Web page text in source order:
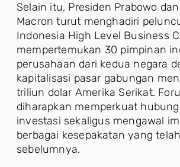
Selain itu, Presiden Prabowo
Macron turut menghadiri
Indonesia High Level Business
mempertemukan 30 pimpinan
perusahaan dari kedua negara
kapitalisasi pasar gabungan
triliun dolar Amerika Serikat.
diharapkan memperkuat
investasi sekaligus mengawal
berbagai kesepakatan yang
sebelumnya.